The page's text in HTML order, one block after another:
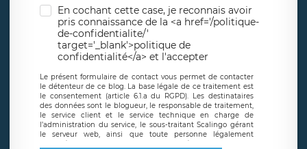
En cochant cette case, je reconnais avoir
pris connaissance de la <a href='/politique-
de-confidentialite/'
target='_blank'>politique de
confidentialité</a> et l'accepter
Le présent formulaire de contact vous permet de contacter
le détenteur de ce blog. La base légale de ce traitement est
le consentement (article 6.1.a du RGPD). Les destinataires
des données sont le blogueur, le responsable de traitement,
le service client et le service technique en charge de
l’administration du service, le sous-traitant Scalingo gérant
le serveur web, ainsi que toute personne légalement
autorisée. Le formulaire de contact à destination du